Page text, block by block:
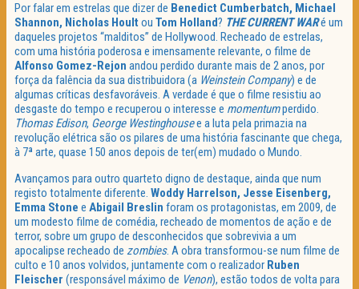
Por falar em estrelas que dizer de Benedict Cumberbatch, Michael
Shannon, Nicholas Houltou Tom Holland? THE CURRENT WARé um
daqueles projetos “malditos” de Hollywood. Recheado de estrelas,
com uma história poderosa e imensamente relevante, o filme de
Alfonso Gomez-Rejon andou perdido durante mais de 2 anos, por
força da falência da sua distribuidora (a Weinstein Company) e de
algumas críticas desfavoráveis. A verdade é que o filme resistiu ao
desgaste do tempo e recuperou o interesse e momentumperdido.
Thomas Edison, George Westinghousee a luta pela primazia na
revolução elétrica são os pilares de uma história fascinante que chega,
à 7ª arte, quase 150 anos depois de ter(em) mudado o Mundo.
Avançamos para outro quarteto digno de destaque, ainda que num
registo totalmente diferente. Woddy Harrelson, Jesse Eisenberg,
Emma Stone e Abigail Breslin foram os protagonistas, em 2009, de
um modesto filme de comédia, recheado de momentos de ação e de
terror, sobre um grupo de desconhecidos que sobrevivia a um
apocalipse recheado de zombies. A obra transformou-se num filme de
culto e 10 anos volvidos, juntamente com o realizador Ruben
Fleischer (responsável máximo de Venon), estão todos de volta para